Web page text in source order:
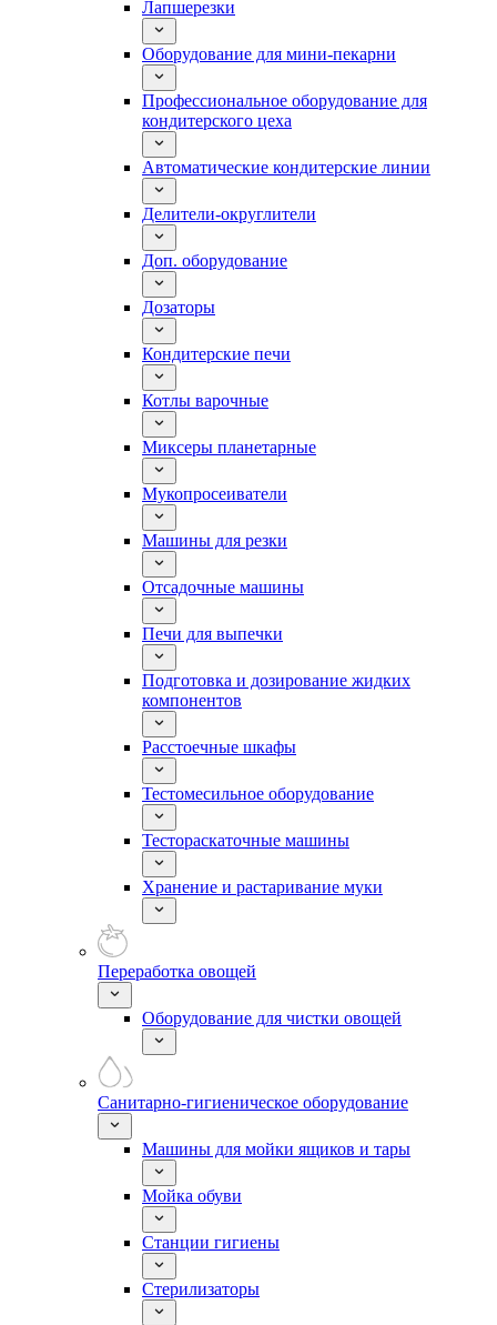
Лапшерезки
Оборудование для мини-пекарни
Профессиональное оборудование для
кондитерского цеха
Автоматические кондитерские линии
Делители-округлители
Доп. оборудование
Дозаторы
Кондитерские печи
Котлы варочные
Миксеры планетарные
Мукопросеиватели
Машины для резки
Отсадочные машины
Печи для выпечки
Подготовка и дозирование жидких
компонентов
Расстоечные шкафы
Тестомесильное оборудование
Тестораскаточные машины
Хранение и растаривание муки
Переработка овощей
Оборудование для чистки овощей
Санитарно-гигиеническое оборудование
Машины для мойки ящиков и тары
Мойка обуви
Станции гигиены
Стерилизаторы